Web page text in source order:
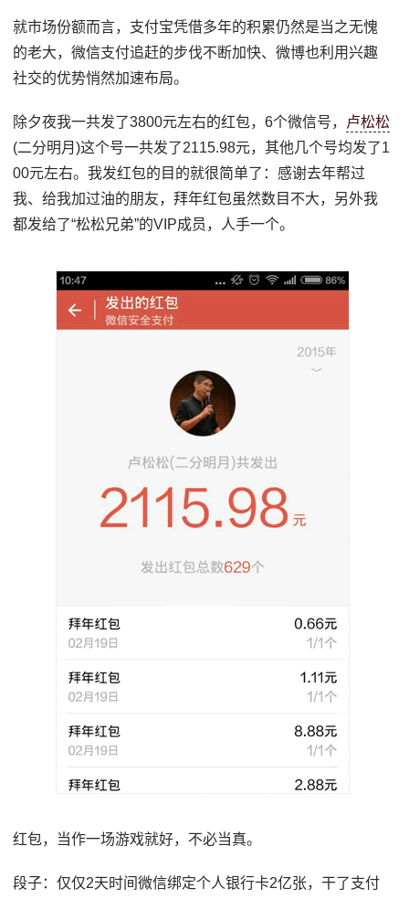
就市场份额而言，支付宝凭借多年的积累仍然是当之无愧
的老大，微信支付追赶的步伐不断加快、微博也利用兴趣
社交的优势悄然加速布局。
除夕夜我一共发了3800元左右的红包，6个微信号， 卢松松
(二分明月)这个号一共发了2115.98元，其他几个号均发了1
00元左右。我发红包的目的就很简单了：感谢去年帮过
我、给我加过油的朋友，拜年红包虽然数目不大，另外我
都发给了“松松兄弟”的VIP成员，人手一个。
红包，当作一场游戏就好，不必当真。
段子：仅仅2天时间微信绑定个人银行卡2亿张，干了支付